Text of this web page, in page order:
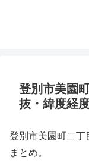
登別市美園
抜・緯度経
登別市美園町二丁
まとめ。